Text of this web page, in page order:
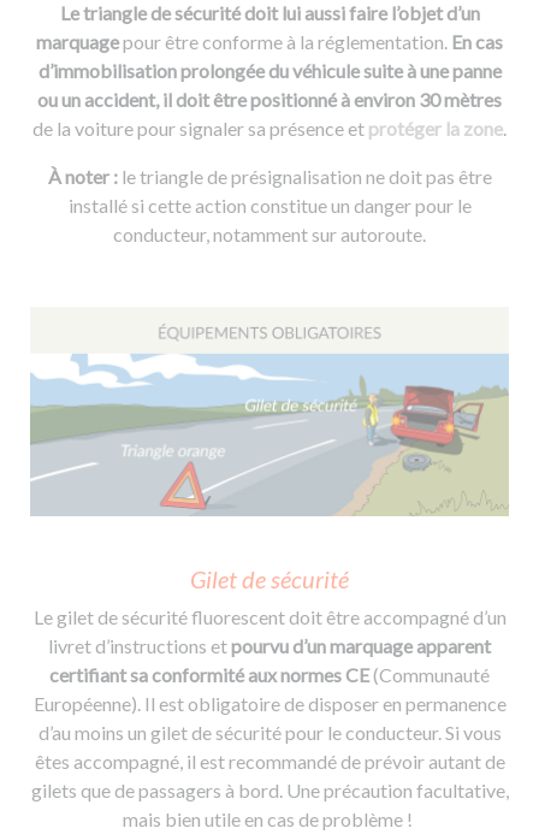
Le triangle de sécurité doit lui aussi faire l’objet d’un
marquagepour être conforme à la réglementation. En cas
d’immobilisation prolongée du véhicule suite à une panne
ou un accident, il doit être positionné à environ 30 mètres
de la voiture pour signaler sa présence et protéger la zone.
À noter : le triangle de présignalisation ne doit pas être
installé si cette action constitue un danger pour le
conducteur, notamment sur autoroute.
Gilet de sécurité
Le gilet de sécurité fluorescent doit être accompagné d’un
livret d’instructions etpourvu d’un marquage apparent
certifiant sa conformité aux normes CE(Communauté
Européenne). Il est obligatoire de disposer en permanence
d’au moins un gilet de sécurité pour le conducteur. Si vous
êtes accompagné, il est recommandé de prévoir autant de
gilets que de passagers à bord. Une précaution facultative,
mais bien utile en cas de problème !